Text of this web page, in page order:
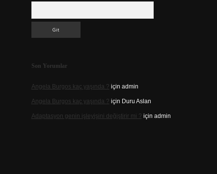
Son Yorumlar
Angela Burgos kaç yaşında ? için admin
Angela Burgos kaç yaşında ? için Duru Aslan
Adaptasyon genin işleyişini değiştirir mi ? için admin